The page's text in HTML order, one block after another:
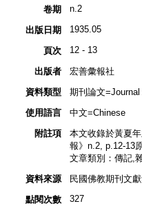
卷期
n.2
出版日期 1935.05
頁次 12 - 13
出版者
宏善彙報社
資料類型
期刊論文=Journal
使用語言
中文=Chinese
附註項
本文收錄於黃夏
報》n.2, p.12-13
文章類別：傳記,
資料來源
民國佛教期刊文
點閱次數
327